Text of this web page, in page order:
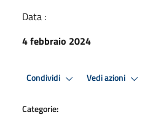
Data :
4 febbraio 2024
Condividi Vedi azioni
Categorie: